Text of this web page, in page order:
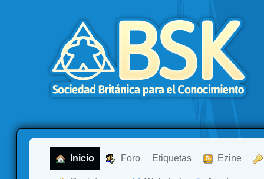
Inicio Foro Etiquetas Ezine